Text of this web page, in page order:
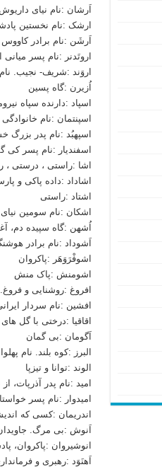
اَرشان :نام نیای
ارشک :نام نخستین
اَرشَن :نام برادر کاووس
اروتَدنر :نام پسر
اروَند :شریف- نجیب.
اُزیرن :گاه پسین
اسپاد :دارنده سپاه
اسپنتمان :نام
اسپهبُد :نام پدر بزرگ
اسفندیار :نام پسر کی
اشا :راستی ، درستی ،
اشاداد :داده پاکی و
اشتاد :راستی
اشکان :نام سومین نیای
اُشهن :گاه سپیده دم،
اَشوداد :نام برادر
اشوفْرَوَهَر :پاکروان
اشومنش :پاک منش
افروغ :روشنایی و
افشین :نام سردار
اقاقیا :درختی با گل
اَگومان :بی گمان
البرز :کوه بلند. نام
الوند :توانا و تیزپا
امید :نام پدر آذرپات،
امیدوار :نام پسر
اندریمان :کسی که
اَنوش :بی مرگ.
انوشیروان :پاکروان،
اَهنَوَد :رهبری و